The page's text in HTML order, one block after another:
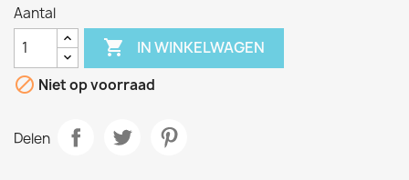
Aantal
 IN WINKELWAGEN
 Niet op voorraad
Delen